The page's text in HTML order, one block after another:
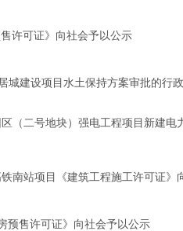
许可证》向社会予以公示
城建设项目水土保持方案审批的行
（二号地块）强电工程项目新建电
南站项目《建筑工程施工许可证》
预售许可证》向社会予以公示